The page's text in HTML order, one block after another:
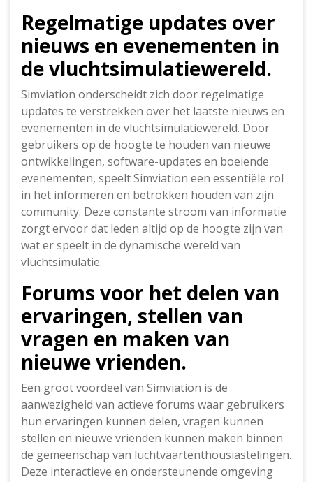
Regelmatige updates over
nieuws en evenementen in
de vluchtsimulatiewereld.
Simviation onderscheidt zich door regelmatige
updates te verstrekken over het laatste nieuws en
evenementen in de vluchtsimulatiewereld. Door
gebruikers op de hoogte te houden van nieuwe
ontwikkelingen, software-updates en boeiende
evenementen, speelt Simviation een essentiële rol
in het informeren en betrokken houden van zijn
community. Deze constante stroom van informatie
zorgt ervoor dat leden altijd op de hoogte zijn van
wat er speelt in de dynamische wereld van
vluchtsimulatie.
Forums voor het delen van
ervaringen, stellen van
vragen en maken van
nieuwe vrienden.
Een groot voordeel van Simviation is de
aanwezigheid van actieve forums waar gebruikers
hun ervaringen kunnen delen, vragen kunnen
stellen en nieuwe vrienden kunnen maken binnen
de gemeenschap van luchtvaartenthousiastelingen.
Deze interactieve en ondersteunende omgeving